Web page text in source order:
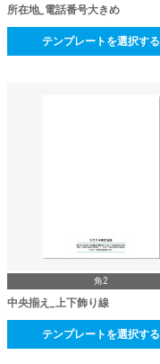
所在地_電話番号大きめ
テンプレートを選択する
角2
中央揃え_上下飾り線
テンプレートを選択する